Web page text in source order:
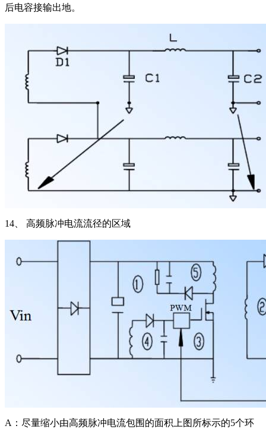
后电容接输出地。
14、 高频脉冲电流流径的区域
A：尽量缩小由高频脉冲电流包围的面积上图所标示的5个环